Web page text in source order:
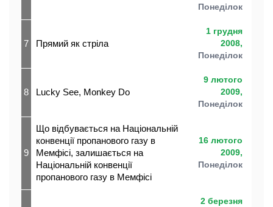
Понеділок
7 Прямий як стріла
1 грудня
2008,
Понеділок
8 Lucky See, Monkey Do
9 лютого
2009,
Понеділок
9
Що відбувається на Національній
конвенції пропанового газу в
Мемфісі, залишається на
Національній конвенції
пропанового газу в Мемфісі
16 лютого
2009,
Понеділок
2 березня